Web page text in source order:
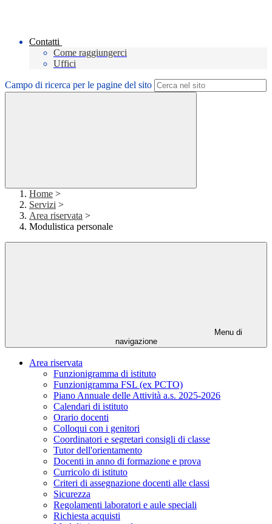
Contatti
Come raggiungerci
Uffici
Campo di ricerca per le pagine del sito
Home >
Servizi >
Area riservata >
Modulistica personale
Menu di
navigazione
Area riservata
Funzionigramma di istituto
Funzionigramma FSL (ex PCTO)
Piano Annuale delle Attività a.s. 2025-2026
Calendari di istituto
Orario docenti
Colloqui con i genitori
Coordinatori e segretari consigli di classe
Tutor dell'orientamento
Docenti in anno di formazione e prova
Curricolo di istituto
Criteri di assegnazione docenti alle classi
Sicurezza
Regolamenti laboratori e aule speciali
Richiesta acquisti